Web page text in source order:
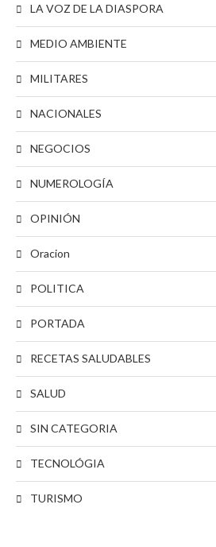
LA VOZ DE LA DIASPORA
MEDIO AMBIENTE
MILITARES
NACIONALES
NEGOCIOS
NUMEROLOGÍA
OPINIÓN
Oracion
POLITICA
PORTADA
RECETAS SALUDABLES
SALUD
SIN CATEGORIA
TECNOLÓGIA
TURISMO